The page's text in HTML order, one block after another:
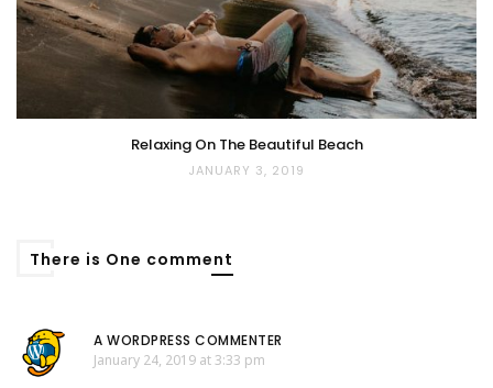
Relaxing On The Beautiful Beach
JANUARY 3, 2019
There is One comment
A WORDPRESS COMMENTER
January 24, 2019 at 3:33 pm